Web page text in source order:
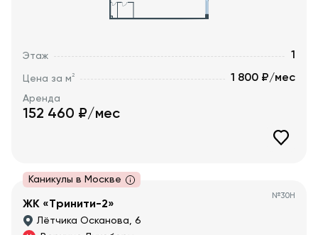
Этаж 1
Цена за м2 1 800 ₽/мес
Аренда
152 460 ₽/мес
Каникулы в Москве
№30Н
ЖК «Тринити-2»
Лётчика Осканова, 6